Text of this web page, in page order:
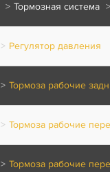
Тормозная система
Регулятор давления
Тормоза рабочие
Тормоза рабочие
Тормоза рабочие